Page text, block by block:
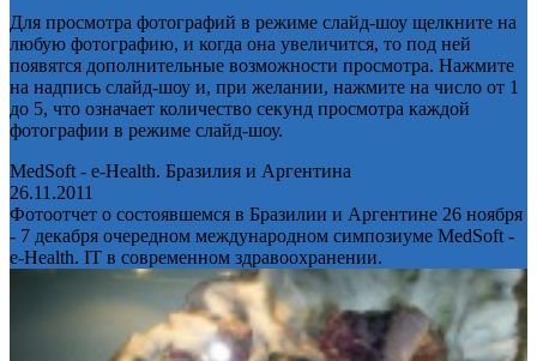
Для просмотра фотографий в режиме слайд-шоу щелкните на
любую фотографию, и когда она увеличится, то под ней
появятся дополнительные возможности просмотра. Нажмите
на надпись слайд-шоу и, при желании, нажмите на число от 1
до 5, что означает количество секунд просмотра каждой
фотографии в режиме слайд-шоу.
MedSoft - e-Health. Бразилия и Аргентина
26.11.2011
Фотоотчет о состоявшемся в Бразилии и Аргентине 26 ноября
- 7 декабря очередном международном симпозиуме MedSoft -
e-Health. IT в современном здравоохранении.